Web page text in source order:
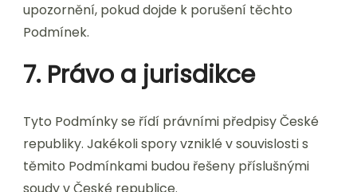
upozornění, pokud dojde k porušení těchto
Podmínek.
7. Právo a jurisdikce
Tyto Podmínky se řídí právními předpisy České
republiky. Jakékoli spory vzniklé v souvislosti s
těmito Podmínkami budou řešeny příslušnými